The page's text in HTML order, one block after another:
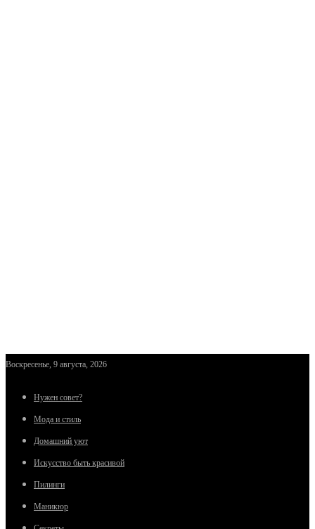
Воскресенье, 9 августа, 2026
Нужен совет?
Мода и стиль
Домашний уют
Искусство быть красивой
Пилинги
Маникюр